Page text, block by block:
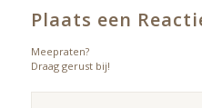
Plaats een
Meepraten?
Draag gerust bij!